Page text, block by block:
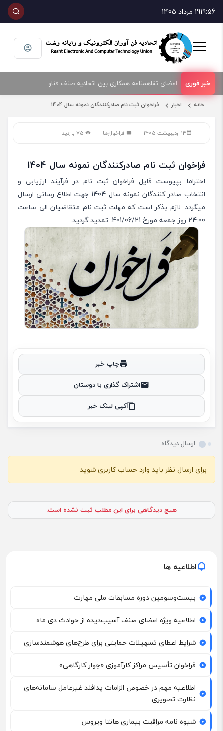
19:5619 مرداد 1405
امضای تفاهمنامه همکاری بین اتحادیه صنف فناوران الکترونیک و رایانه شهرستان رشت و پارک علم و فناوری گیلان
خانه اخبار فراخوان ثبت نام صادرکنندگان نمونه سال 1404
14 اردیبهشت 1405 فراخوان‌ها
فراخوان ثبت نام صادرکنندگان نمونه سال 1404
احتراما بپیوست فایل فراخوان ثبت نام در فرآیند ارزیابی و
انتخاب صادر کنندگان نمونه سال 1404 جهت اطلاع رسانی ارسال
میگردد. لازم بذکر است که مهلت ثبت نام متقاضیان الی ساعت
24:00 روز جمعه مورخ 1401/06/21 تمدید گردید.
چاپ خبر
اشتراک گذاری با دوستان
کپی لینک خبر
ارسال دیدگاه
برای ارسال نظر باید وارد حساب کاربری شوید
هیچ دیدگاهی برای این مطلب ثبت نشده است.
اطلاعیه ها
بیست‌وسومین دوره مسابقات ملی مهارت
اطلاعیه ویژه اعضای صنف آسیب‌دیده از حوادث دی ماه
شرایط اعطای تسهیلات حمایتی برای طرح‌های هوشمندسازی
فراخوان تأسیس مراکز کارآموزی «جوار کارگاهی»
اطلاعیه مهم در خصوص الزامات پدافند غیرعامل سامانه‌های
نظارت تصویری
شیوه نامه مراقبت بیماری هانتا ویروس